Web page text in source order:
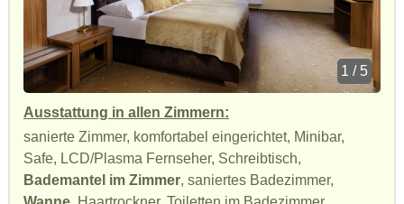
1 / 5
Ausstattung in allen Zimmern:
sanierte Zimmer, komfortabel eingerichtet, Minibar,
Safe, LCD/Plasma Fernseher, Schreibtisch,
Bademantel im Zimmer, saniertes Badezimmer,